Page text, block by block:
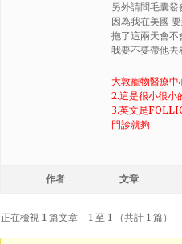
另外請問毛囊
因為我在美國
拖了這兩天會不
我要不要帶他去
大敦寵物醫療中
2.這是很小很小
3.英文是
門診就夠
作者 文章
正在檢視 1 篇文章 - 1 至 1 （共計 1 篇）